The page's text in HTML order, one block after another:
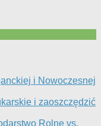
i Nowoczesnej
i zaoszczędzić
Rolne vs.